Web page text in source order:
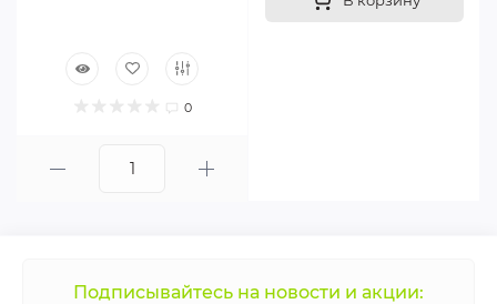
0
Подписывайтесь на новости и акции: